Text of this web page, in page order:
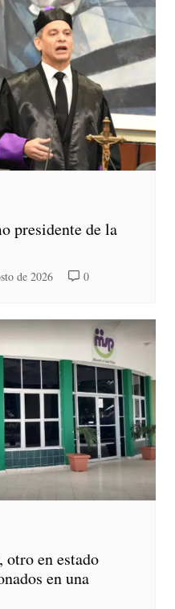
presidente de la
de 2026 0
otro en estado
en una